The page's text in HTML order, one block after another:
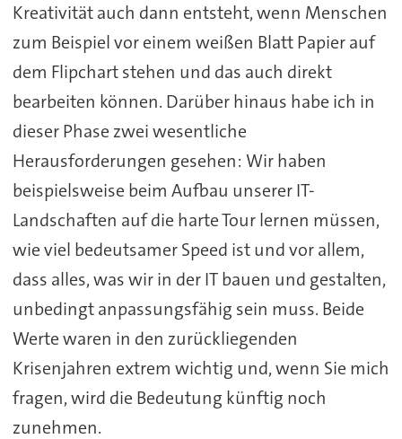
Kreativität auch dann entsteht, wenn Menschen
zum Beispiel vor einem weißen Blatt Papier auf
dem Flipchart stehen und das auch direkt
bearbeiten können. Darüber hinaus habe ich in
dieser Phase zwei wesentliche
Herausforderungen gesehen: Wir haben
beispielsweise beim Aufbau unserer IT-
Landschaften auf die harte Tour lernen müssen,
wie viel bedeutsamer Speed ist und vor allem,
dass alles, was wir in der IT bauen und gestalten,
unbedingt anpassungsfähig sein muss. Beide
Werte waren in den zurückliegenden
Krisenjahren extrem wichtig und, wenn Sie mich
fragen, wird die Bedeutung künftig noch
zunehmen.